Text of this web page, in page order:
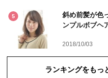
5
斜め前髪が色
ンプルボブヘ
2018/10/03
ランキングをもっ